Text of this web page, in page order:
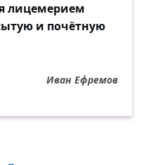
лицемерием
и почётную
Иван Ефремов